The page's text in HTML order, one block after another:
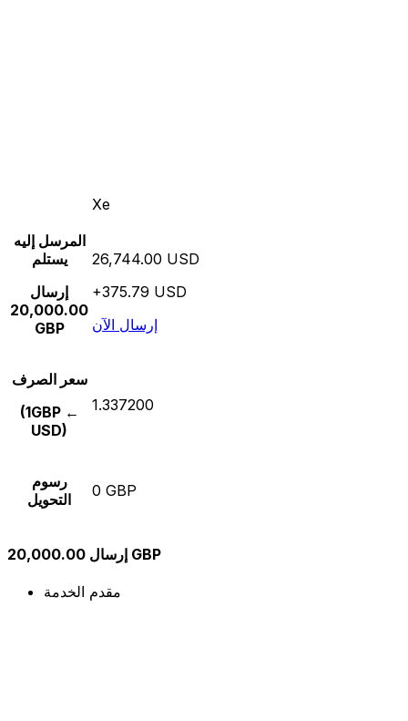
Xe
المرسل إليه
يستلم
إرسال
20,000.00
GBP
26,744.00 USD
+375.79 USD
إرسال الآن
سعر الصرف
(1GBP ←
USD)
1.337200
رسوم
التحويل
0 GBP
إرسال 20,000.00 GBP
مقدم الخدمة